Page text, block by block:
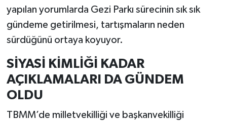
yapılan yorumlarda Gezi Parkı sürecinin sık sık
gündeme getirilmesi, tartışmaların neden
sürdüğünü ortaya koyuyor.
SİYASİ KİMLİĞİ KADAR
AÇIKLAMALARI DA GÜNDEM
OLDU
TBMM’de milletvekilliği ve başkanvekilliği